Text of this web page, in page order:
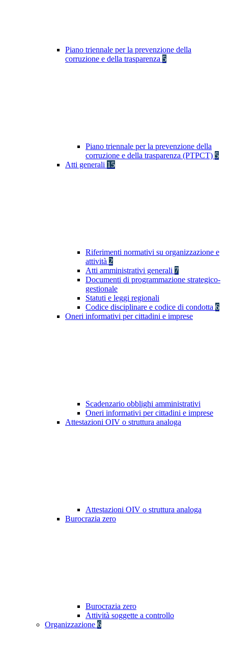
Piano triennale per la prevenzione della
corruzione e della trasparenza 5
Piano triennale per la prevenzione della
corruzione e della trasparenza (PTPCT) 5
Atti generali 15
Riferimenti normativi su organizzazione e
attività 2
Atti amministrativi generali 7
Documenti di programmazione strategico-
gestionale
Statuti e leggi regionali
Codice disciplinare e codice di condotta 6
Oneri informativi per cittadini e imprese
Scadenzario obblighi amministrativi
Oneri informativi per cittadini e imprese
Attestazioni OIV o struttura analoga
Attestazioni OIV o struttura analoga
Burocrazia zero
Burocrazia zero
Attività soggette a controllo
Organizzazione 6